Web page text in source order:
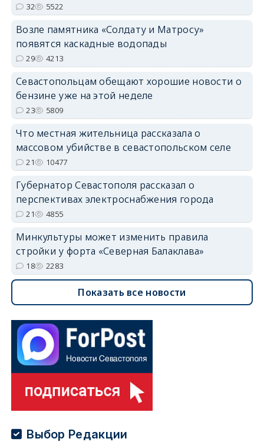
32 5522
Возле памятника «Солдату и Матросу»
появятся каскадные водопады
29 4213
Севастопольцам обещают хорошие новости о
бензине уже на этой неделе
23 5809
Что местная жительница рассказала о
массовом убийстве в севастопольском селе
21 10477
Губернатор Севастополя рассказал о
перспективах электроснабжения города
21 4855
Минкультуры может изменить правила
стройки у форта «Северная Балаклава»
18 2283
Показать все новости
Выбор Редакции